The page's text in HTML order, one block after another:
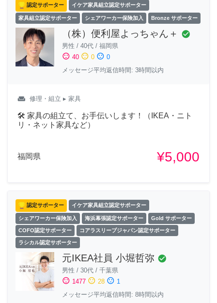
認定サポーター イケア家具組立認定サポーター
家具組立認定サポーター シェアワーカー保険加入 Bronze サポーター
（株）便利屋よっちゃん＋ check_circle
男性 / 40代 / 福岡県
sentiment_satisfied 40 sentiment_neutral 0 sentiment_dissatisfied 0
メッセージ平均返信時間: 3時間以内
weekend 修理・組立 ▸ 家具
🛠 家具の組立て、お手伝いします！（IKEA・ニト
リ・ネット家具など）
福岡県 ¥5,000
認定サポーター イケア家具組立認定サポーター
シェアワーカー保険加入 海浜幕張認定サポーター Gold サポーター
COFO認定サポーター コアラスリープジャパン認定サポーター
ラシカル認定サポーター
元IKEA社員 小堀哲弥 check_circle
男性 / 30代 / 千葉県
sentiment_satisfied 1477 sentiment_neutral 28 sentiment_dissatisfied 1
メッセージ平均返信時間: 8時間以内